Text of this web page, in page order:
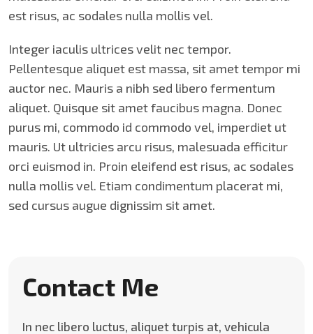
est risus, ac sodales nulla mollis vel.
Integer iaculis ultrices velit nec tempor.
Pellentesque aliquet est massa, sit amet tempor mi
auctor nec. Mauris a nibh sed libero fermentum
aliquet. Quisque sit amet faucibus magna. Donec
purus mi, commodo id commodo vel, imperdiet ut
mauris. Ut ultricies arcu risus, malesuada efficitur
orci euismod in. Proin eleifend est risus, ac sodales
nulla mollis vel. Etiam condimentum placerat mi,
sed cursus augue dignissim sit amet.
Contact Me
In nec libero luctus, aliquet turpis at, vehicula